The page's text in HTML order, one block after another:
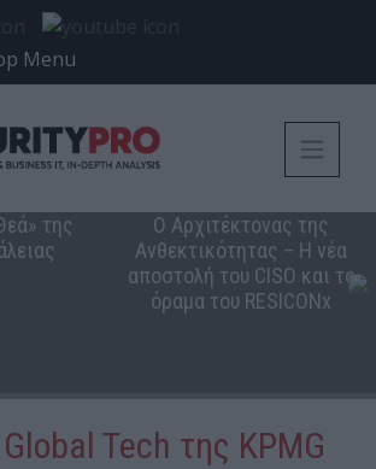
Menu
της
Ο Αρχιτέκτονας της
Ανθεκτικότητας – Η νέα
αποστολή του CISO και το
όραμα του RESICONx
Tech της KPMG